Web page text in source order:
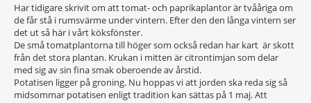
Har tidigare skrivit om att tomat- och paprikaplantor är tvååriga om
de får stå i rumsvärme under vintern. Efter den den långa vintern ser
det ut så här i vårt köksfönster.
De små tomatplantorna till höger som också redan har kart är skott
från det stora plantan. Krukan i mitten är citrontimjan som delar
med sig av sin fina smak oberoende av årstid.
Potatisen ligger på groning. Nu hoppas vi att jorden ska reda sig så
midsommar potatisen enligt tradition kan sättas på 1 maj. Att